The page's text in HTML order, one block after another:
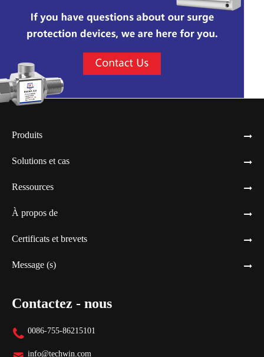
Produits
Solutions et cas
Ressources
À propos de
Certificats et brevets
Message (s)
Contactez - nous
 0086-755-86215101
info@techwin.com